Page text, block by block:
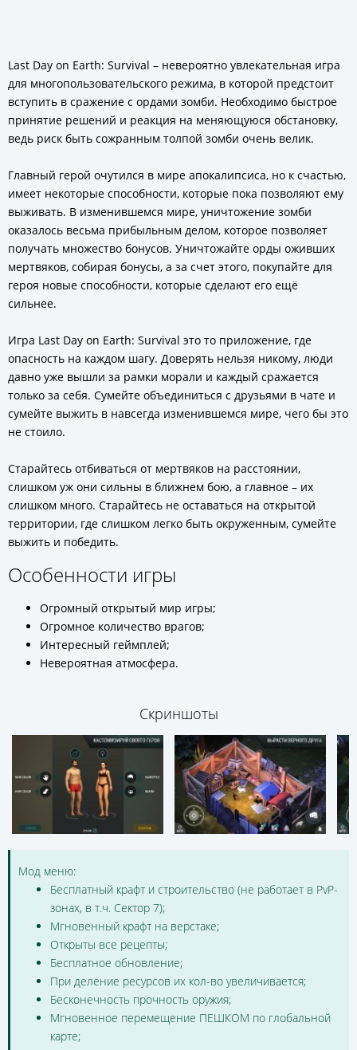
Last Day on Earth: Survival – невероятно увлекательная игра
для многопользовательского режима, в которой предстоит
вступить в сражение с ордами зомби. Необходимо быстрое
принятие решений и реакция на меняющуюся обстановку,
ведь риск быть сожранным толпой зомби очень велик.
Главный герой очутился в мире апокалипсиса, но к счастью,
имеет некоторые способности, которые пока позволяют ему
выживать. В изменившемся мире, уничтожение зомби
оказалось весьма прибыльным делом, которое позволяет
получать множество бонусов. Уничтожайте орды оживших
мертвяков, собирая бонусы, а за счет этого, покупайте для
героя новые способности, которые сделают его ещё
сильнее.
Игра Last Day on Earth: Survival это то приложение, где
опасность на каждом шагу. Доверять нельзя никому, люди
давно уже вышли за рамки морали и каждый сражается
только за себя. Сумейте объединиться с друзьями в чате и
сумейте выжить в навсегда изменившемся мире, чего бы это
не стоило.
Старайтесь отбиваться от мертвяков на расстоянии,
слишком уж они сильны в ближнем бою, а главное – их
слишком много. Старайтесь не оставаться на открытой
территории, где слишком легко быть окруженным, сумейте
выжить и победить.
Особенности игры
Огромный открытый мир игры;
Огромное количество врагов;
Интересный геймплей;
Невероятная атмосфера.
Скриншоты
Мод меню:
Бесплатный крафт и строительство (не работает в PvP-
зонах, в т.ч. Сектор 7);
Мгновенный крафт на верстаке;
Открыты все рецепты;
Бесплатное обновление;
При деление ресурсов их кол-во увеличивается;
Бесконечность прочность оружия;
Мгновенное перемещение ПЕШКОМ по глобальной
карте;